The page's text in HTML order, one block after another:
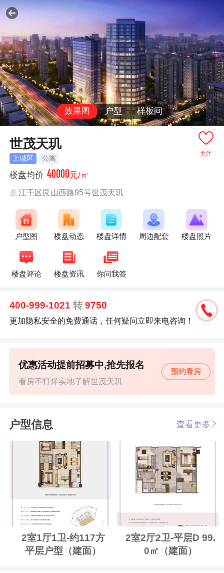
效果图 户型 样板间
关注
世茂天玑
上城区 公寓
楼盘均价 40000元/㎡
江干区艮山西路95号世茂天玑
户型图 楼盘动态 楼盘详情 周边配套 楼盘照片
楼盘评论 楼盘资讯 你问我答
400-999-1021转 9750
更加隐私安全的免费通话，任何疑问立即来电咨询！
看房不打烊实地了解世茂天玑
优惠活动提前招募中,抢先报名
预约看房
户型信息 查看更多
2室1厅1卫-约117方
平层户型（建面）
2室2厅2卫-平层D 99.
0㎡（建面）